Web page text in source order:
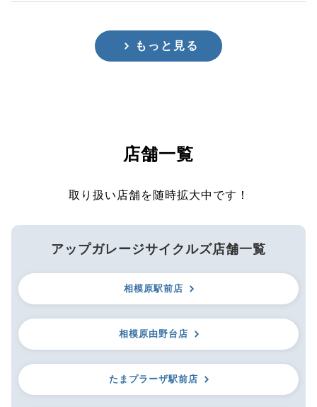
もっと見る
店舗一覧
取り扱い店舗を随時拡大中です！
アップガレージサイクルズ店舗一覧
相模原駅前店
相模原由野台店
たまプラーザ駅前店